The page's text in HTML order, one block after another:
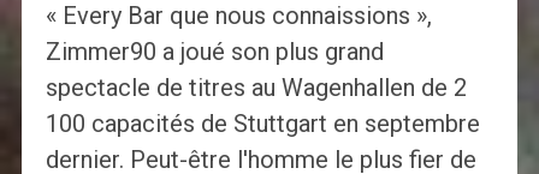
« Every Bar que nous connaissions »,
Zimmer90 a joué son plus grand
spectacle de titres au Wagenhallen de 2
100 capacités de Stuttgart en septembre
dernier. Peut-être l'homme le plus fier de